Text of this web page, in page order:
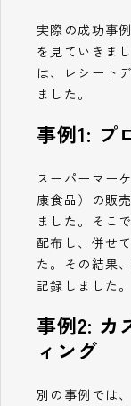
実際の成功事
を見ていきま
は、レシート
ました。
事例1: プ
スーパーマー
康食品）の販
ました。そこ
配布し、併せ
た。その結果
記録しました。
事例2: カ
ィング
別の事例では